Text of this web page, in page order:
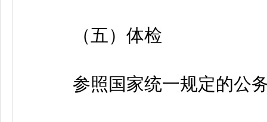
（五）体检
参照国家统一规定的公务